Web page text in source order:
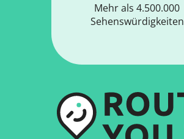
Mehr als 4.500.000
Sehenswürdigkeiten